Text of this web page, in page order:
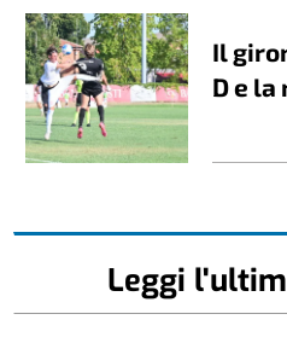
Il
D e
Leggi